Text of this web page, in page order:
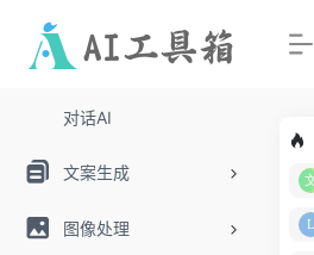
对话AI
文案生成
图像处理